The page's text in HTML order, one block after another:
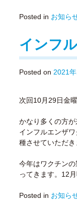
Posted in お知ら
インフ
Posted on 2021
次回10月29日金
かなり多くの方
インフルエンザ
種させていただき
今年はワクチン
ってきます。12
Posted in お知ら